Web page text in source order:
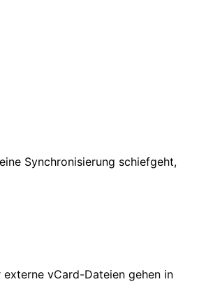
Synchronisierung schiefgeht,
vCard-Dateien gehen in